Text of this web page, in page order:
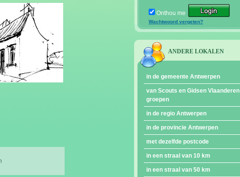
Onthou me
Wachtwoord vergeten?
ANDERE LOKALEN
in de gemeente Antwerpen
van Scouts en Gidsen Vlaanderen
groepen
in de regio Antwerpen
in de provincie Antwerpen
met dezelfde postcode
in een straal van 10 km
in een straal van 50 km